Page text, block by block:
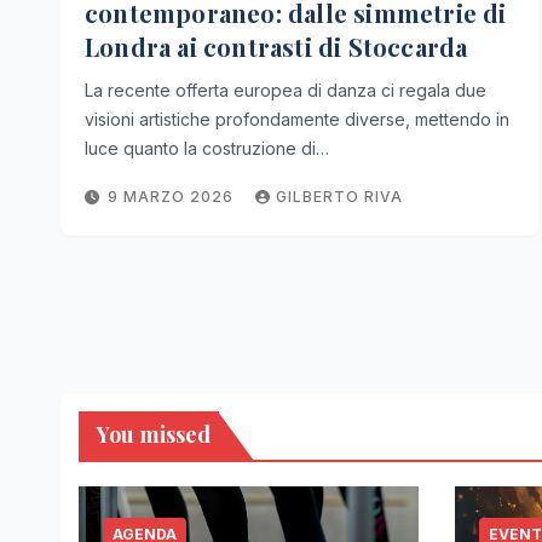
contemporaneo: dalle simmetrie di
Londra ai contrasti di Stoccarda
La recente offerta europea di danza ci regala due
visioni artistiche profondamente diverse, mettendo in
luce quanto la costruzione di…
9 MARZO 2026 GILBERTO RIVA
You missed
AGENDA